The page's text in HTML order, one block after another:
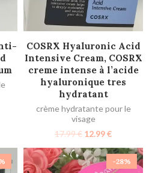
AJOUTER AU PANIER
COSRX Hyaluronic Acid
Intensive Cream, COSRX
creme intense à l’acide
hyaluronique tres
hydratant
crème hydratante pour le
visage
17.99€ 12.99€
-28%